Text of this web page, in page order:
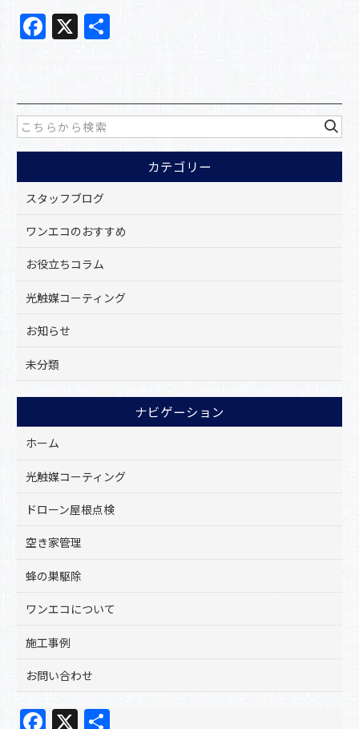
F
a
e
b
o
o
k
X
カテゴリー
スタッフブログ
ワンエコのおすすめ
お役立ちコラム
光触媒コーティング
お知らせ
未分類
ナビゲーション
ホーム
光触媒コーティング
ドローン屋根点検
空き家管理
蜂の巣駆除
ワンエコについて
施工事例
お問い合わせ